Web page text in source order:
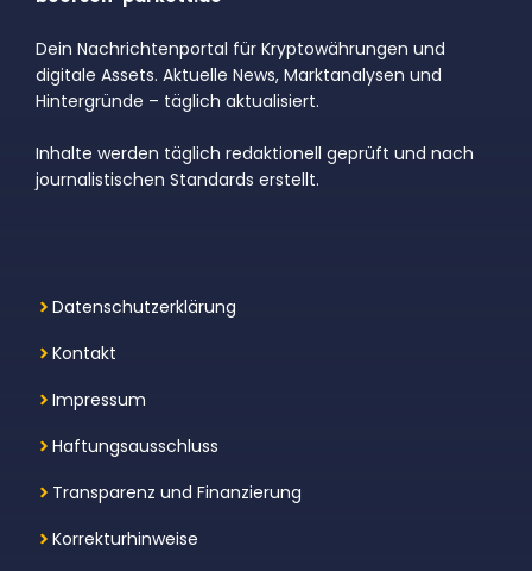
Dein Nachrichtenportal für Kryptowährungen und
digitale Assets. Aktuelle News, Marktanalysen und
Hintergründe – täglich aktualisiert.
Inhalte werden täglich redaktionell geprüft und nach
journalistischen Standards erstellt.
Datenschutzerklärung
Kontakt
Impressum
Haftungsausschluss
Transparenz und Finanzierung
Korrekturhinweise